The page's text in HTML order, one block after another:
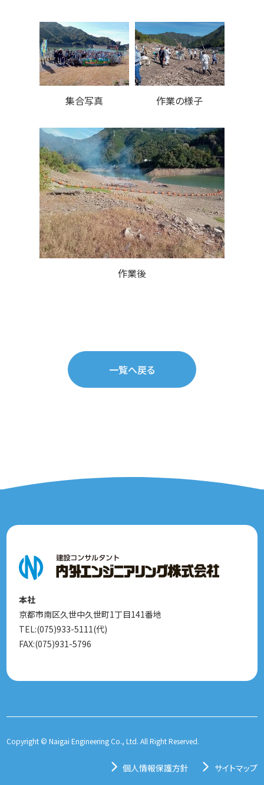
集合写真 作業の様子
作業後
一覧へ戻る
本社
京都市南区久世中久世町1丁目141番地
TEL:(075)933-5111(代)
FAX:(075)931-5796
Copyright © Naigai Engineering Co., Ltd. All Right Reserved.
個人情報保護方針 サイトマップ